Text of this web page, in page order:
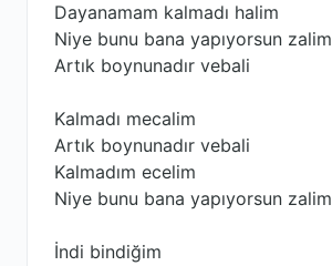
Dayanamam kalmadı halim
Niye bunu bana yapıyorsun zalim
Artık boynunadır vebali
Kalmadı mecalim
Artık boynunadır vebali
Kalmadım ecelim
Niye bunu bana yapıyorsun zalim
İndi bindiğim